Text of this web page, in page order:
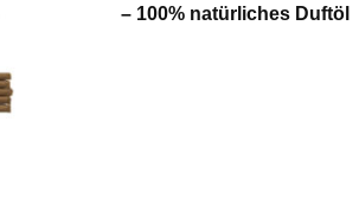
– 100% natürliches Duftöl